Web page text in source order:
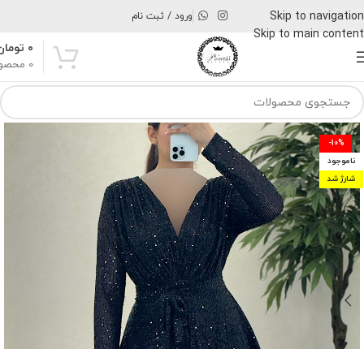
Skip to navigation
Skip to main content
ورود / ثبت نام
0
۰
-10%
ناموجود
شارژ شد